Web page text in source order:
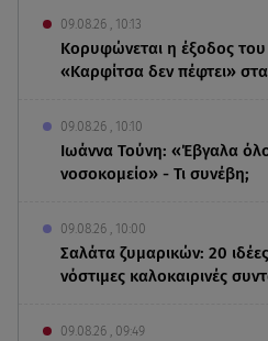
09.08.26 , 10:13
Κορυφώνεται η έξοδος
«Καρφίτσα δεν πέφτει» στα
09.08.26 , 10:10
Ιωάννα Τούνη: «Έβγαλα
νοσοκομείο» - Τι συνέβη;
09.08.26 , 10:00
Σαλάτα ζυμαρικών: 20
νόστιμες καλοκαιρινές
09.08.26 , 09:49